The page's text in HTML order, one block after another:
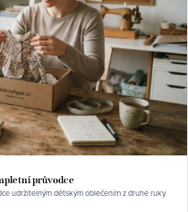
průvodce
udržitelným dětským oblečením z druhé ruky.